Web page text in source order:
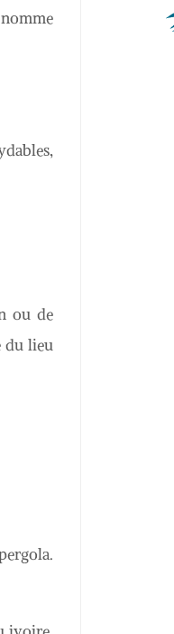
ou de
du lieu